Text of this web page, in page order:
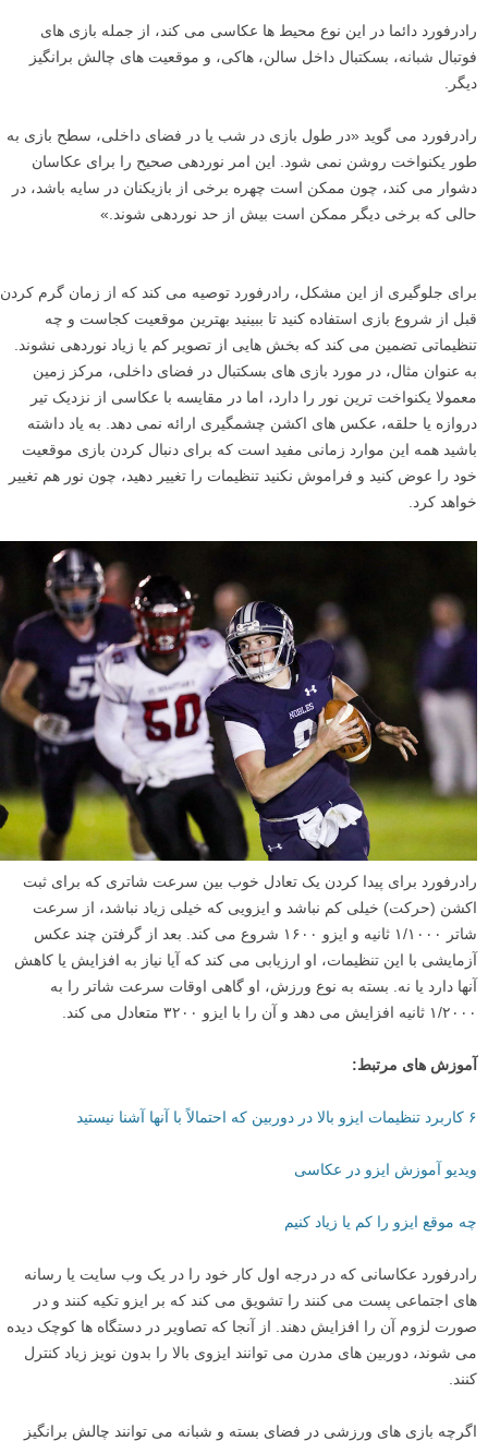
رادرفورد دائما در این نوع محیط ها عکاسی می کند، از جمله بازی های
فوتبال شبانه، بسکتبال داخل سالن، هاکی، و موقعیت های چالش برانگیز
دیگر.
رادرفورد می گوید «در طول بازی در شب یا در فضای داخلی، سطح بازی به
طور یکنواخت روشن نمی شود. این امر نوردهی صحیح را برای عکاسان
دشوار می کند، چون ممکن است چهره برخی از بازیکنان در سایه باشد، در
حالی که برخی دیگر ممکن است بیش از حد نوردهی شوند.»
برای جلوگیری از این مشکل، رادرفورد توصیه می کند که از زمان گرم کردن
قبل از شروع بازی استفاده کنید تا ببینید بهترین موقعیت کجاست و چه
تنظیماتی تضمین می کند که بخش هایی از تصویر کم یا زیاد نوردهی نشوند.
به عنوان مثال، در مورد بازی های بسکتبال در فضای داخلی، مرکز زمین
معمولا یکنواخت ترین نور را دارد، اما در مقایسه با عکاسی از نزدیک تیر
دروازه یا حلقه، عکس های اکشن چشمگیری ارائه نمی دهد. به یاد داشته
باشید همه این موارد زمانی مفید است که برای دنبال کردن بازی موقعیت
خود را عوض کنید و فراموش نکنید تنظیمات را تغییر دهید، چون نور هم تغییر
خواهد کرد.
رادرفورد برای پیدا کردن یک تعادل خوب بین سرعت شاتری که برای ثبت
اکشن (حرکت) خیلی کم نباشد و ایزویی که خیلی زیاد نباشد، از سرعت
شاتر ۱/۱۰۰۰ ثانیه و ایزو ۱۶۰۰ شروع می کند. بعد از گرفتن چند عکس
آزمایشی با این تنظیمات، او ارزیابی می کند که آیا نیاز به افزایش یا کاهش
آنها دارد یا نه. بسته به نوع ورزش، او گاهی اوقات سرعت شاتر را به
۱/۲۰۰۰ ثانیه افزایش می دهد و آن را با ایزو ۳۲۰۰ متعادل می کند.
آموزش های مرتبط:
۶ کاربرد تنظیمات ایزو بالا در دوربین که احتمالاً با آنها آشنا نیستید
ویدیو آموزش ایزو در عکاسی
چه موقع ایزو را کم یا زیاد کنیم
رادرفورد عکاسانی که در درجه اول کار خود را در یک وب سایت یا رسانه
های اجتماعی پست می کنند را تشویق می کند که بر ایزو تکیه کنند و در
صورت لزوم آن را افزایش دهند. از آنجا که تصاویر در دستگاه ها کوچک دیده
می شوند، دوربین های مدرن می توانند ایزوی بالا را بدون نویز زیاد کنترل
کنند.
اگرچه بازی های ورزشی در فضای بسته و شبانه می توانند چالش برانگیز